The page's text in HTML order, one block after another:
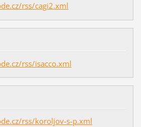
rss/cagi2.xml
rss/isacco.xml
rss/koroljov-s-p.xml